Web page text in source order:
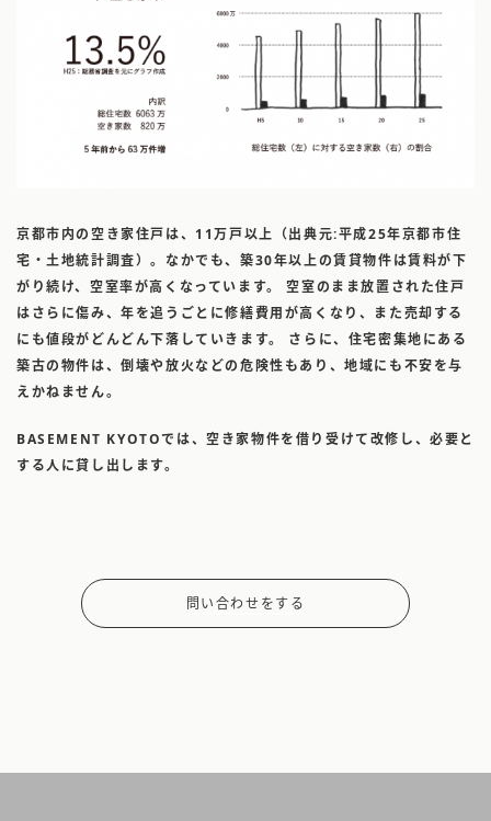
京都市内の空き家住戸は、11万戸以上（出典元:平成25年京都市住
宅・土地統計調査）。なかでも、築30年以上の賃貸物件は賃料が下
がり続け、空室率が高くなっています。 空室のまま放置された住戸
はさらに傷み、年を追うごとに修繕費用が高くなり、また売却する
にも値段がどんどん下落していきます。 さらに、住宅密集地にある
築古の物件は、倒壊や放火などの危険性もあり、地域にも不安を与
えかねません。
BASEMENT KYOTOでは、空き家物件を借り受けて改修し、必要と
する人に貸し出します。
問い合わせをする